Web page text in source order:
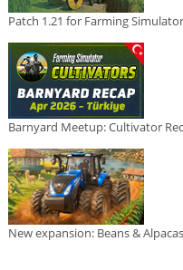
Patch 1.21 for Farming
Barnyard Meetup: Cultivator
New expansion: Beans &